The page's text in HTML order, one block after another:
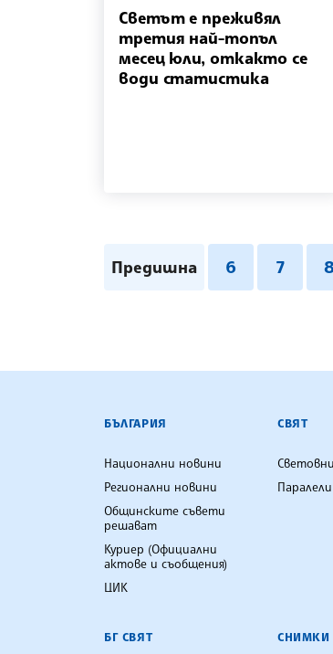
Светът е преживял
третия най-топъл
месец юли, откакто се
води статистика
Предишна 6 7
БЪЛГАРСКА
БЪЛГАРИЯ
Национални новини
Регионални новини
Общинските съвети
решават
Куриер (Официални
актове и съобщения)
ЦИК
СВЯТ
Паралели
БГ СВЯТ СНИМКИ